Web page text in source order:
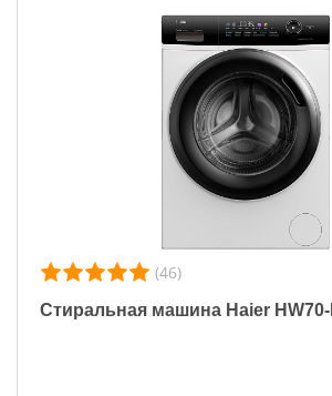
(46)
Стиральная машина Haier HW70-